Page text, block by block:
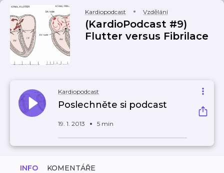
Kardiopodcast Vzdělání
(KardioPodcast #9)
Flutter versus Fibrilace
Kardiopodcast
Poslechněte si podcast
19. 1. 2013 5 min
INFO KOMENTÁŘE